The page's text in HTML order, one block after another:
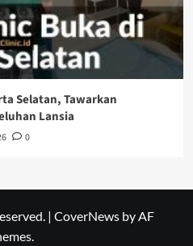
Selatan, Tawarkan
Lansia
0
| CoverNews by AF